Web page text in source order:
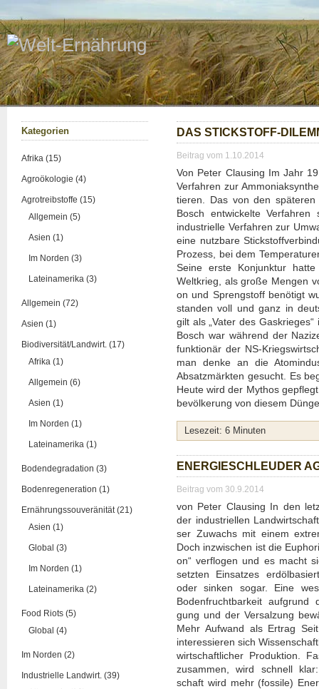
Kate­go­rien
Afrika (15)
Agroökologie (4)
Agrotreibstoffe (15)
Allgemein (5)
Asien (1)
Im Norden (3)
Lateinamerika (3)
Allgemein (72)
Asien (1)
Biodiversität/Landwirt. (17)
Afrika (1)
Allgemein (6)
Asien (1)
Im Norden (1)
Lateinamerika (1)
Bodendegradation (3)
Bodenregeneration (1)
Ernährungssouveränität (21)
Asien (1)
Global (3)
Im Norden (1)
Lateinamerika (2)
Food Riots (5)
Global (4)
Im Norden (2)
Industrielle Landwirt. (39)
DAS STICK­STOFF-
Beitrag vom 1.10.2014
Von Peter Claus­ing Im Jahr
Ver­fah­ren zur
tie­ren. Das von den
Bosch ent­wi­ckel­te
indus­tri­el­le Ver­fah­ren zur
eine nutz­ba­re
Pro­zess, bei dem
Sei­ne ers­te Kon­junk­tur
Welt­krieg, als gro­ße Men­gen
on und Spreng­stoff benö­tigt
stan­den voll und ganz in
gilt als „Vater des
Bosch war wäh­rend der
funk­tio­när der NS-
man den­ke an die
Absatz­märk­ten gesucht. Es
Heu­te wird der Mythos
be­völ­ke­rung von die­sem
Lese­zeit: 6 Minu­ten
ENER­GIE­SCHLEU­DER
Beitrag vom 30.9.2014
von Peter Claus­ing In den
der indus­tri­el­len
ser Zuwachs mit einem
Doch inzwi­schen ist die
on“ ver­flo­gen und es macht
setz­ten Ein­sat­zes
oder sin­ken sogar. Eine
Boden­frucht­bar­keit
gung und der Ver­sal­zung
Mehr Auf­wand als Ertrag
inter­es­sie­ren sich
wirt­schaft­li­cher Pro­duk­ti­on.
zusam­men, wird schnell
schaft wird mehr (fos­si­le)